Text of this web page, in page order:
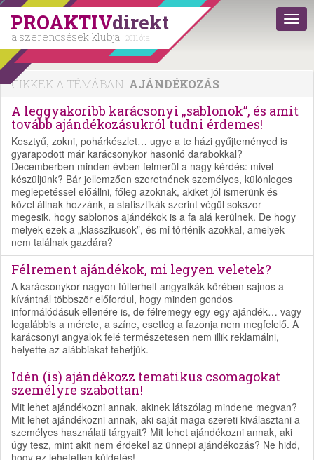
PROAKTIVdirekt
a szerencsések klubja | 2011 óta
CIKKEK A TÉMÁBAN: AJÁNDÉKOZÁS
A leggyakoribb karácsonyi „sablonok”, és amit
tovább ajándékozásukról tudni érdemes!
Kesztyű, zokni, pohárkészlet… ugye a te házi gyűjteményed is
gyarapodott már karácsonykor hasonló darabokkal?
Decemberben minden évben felmerül a nagy kérdés: mivel
készüljünk? Bár jellemzően szeretnének személyes, különleges
meglepetéssel előállni, főleg azoknak, akiket jól ismerünk és
közel állnak hozzánk, a statisztikák szerint végül sokszor
megesik, hogy sablonos ajándékok is a fa alá kerülnek. De hogy
melyek ezek a „klasszikusok”, és mi történik azokkal, amelyek
nem találnak gazdára?
Félrement ajándékok, mi legyen veletek?
A karácsonykor nagyon túlterhelt angyalkák körében sajnos a
kívántnál többször előfordul, hogy minden gondos
informálódásuk ellenére is, de félremegy egy-egy ajándék… vagy
legalábbis a mérete, a színe, esetleg a fazonja nem megfelelő. A
karácsonyi angyalok felé természetesen nem illik reklamálni,
helyette az alábbiakat tehetjük.
Idén (is) ajándékozz tematikus csomagokat
személyre szabottan!
Mit lehet ajándékozni annak, akinek látszólag mindene megvan?
Mit lehet ajándékozni annak, aki saját maga szereti kiválasztani a
személyes használati tárgyait? Mit lehet ajándékozni annak, aki
úgy tesz, mint akit nem érdekel az ünnepi ajándékozás? Ne hidd,
hogy ez lehetetlen küldetés!